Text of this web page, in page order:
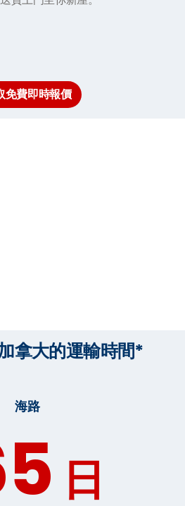
免費即時報價
拿大的運輸時間*
海路
日